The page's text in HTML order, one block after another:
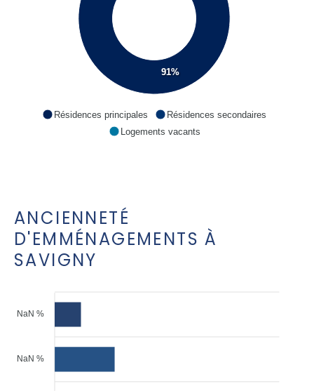
91%
Résidences principales
Résidences secondaires
Logements vacants
ANCIENNETÉ
D'EMMÉNAGEMENTS À
SAVIGNY
NaN %
NaN %